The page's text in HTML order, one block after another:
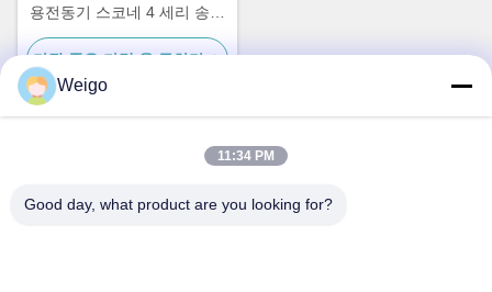
용전동기 스코네 4 세리 송풍
전동기 OEM 0130111184
가장 좋은 가격 을 구하라
Weigo
11:34 PM
Good day, what product are you looking for?